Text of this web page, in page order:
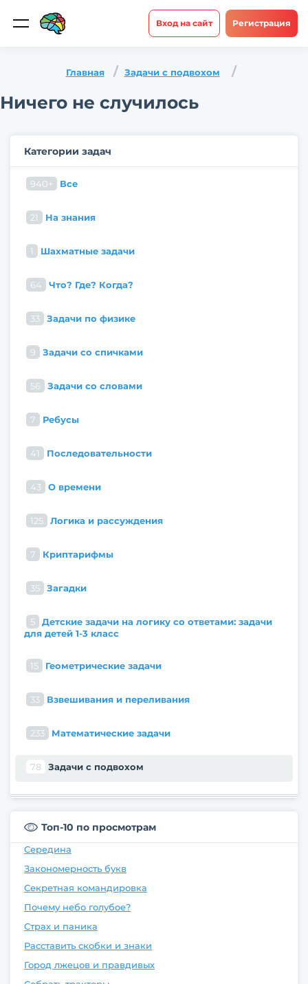
Вход на сайт Регистрация
Главная Задачи с подвохом
Ничего не случилось
Категории задач
940+ Все
21 На знания
1 Шахматные задачи
64 Что? Где? Когда?
33 Задачи по физике
9 Задачи со спичками
56 Задачи со словами
7 Ребусы
41 Последовательности
43 О времени
125 Логика и рассуждения
7 Криптарифмы
35 Загадки
5
Детские задачи на логику со ответами: задачи
для детей 1-3 класс
15 Геометрические задачи
33 Взвешивания и переливания
233 Математические задачи
78 Задачи с подвохом
Топ-10 по просмотрам
Середина
Закономерность букв
Секретная командировка
Почему небо голубое?
Страх и паника
Расставить скобки и знаки
Город лжецов и правдивых